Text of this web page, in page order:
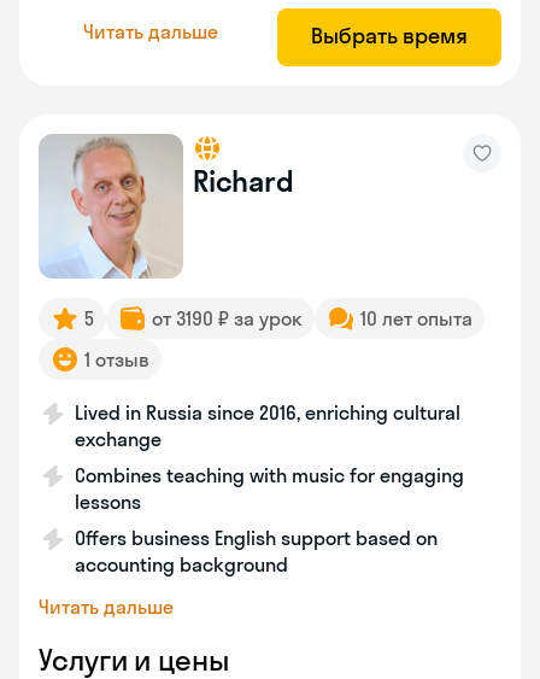
Читать дальше Выбрать время
Richard
5 от 3190 ₽ за урок
10 лет опыта
1 отзыв
Lived in Russia since 2016, enriching cultural
exchange
Combines teaching with music for engaging
lessons
Offers business English support based on
accounting background
Читать дальше
Услуги и цены